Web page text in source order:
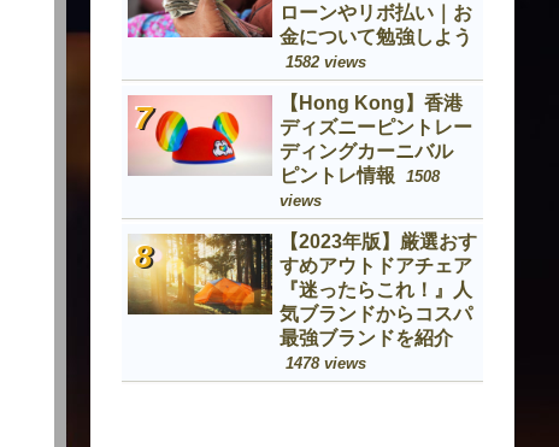
ローンやリボ払い｜お
金について勉強しよう
1582 views
【Hong Kong】香港
ディズニーピントレー
ディングカーニバル
ピントレ情報
1508
views
【2023年版】厳選おす
すめアウトドアチェア
『迷ったらこれ！』人
気ブランドからコスパ
最強ブランドを紹介
1478 views